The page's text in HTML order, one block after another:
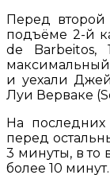
Перед
подъёме 2-й
de Barbeitos,
максимальный
и уехали
Луи Верваке
На
перед
3 минуты, в то
более 10 минут.